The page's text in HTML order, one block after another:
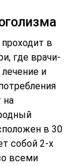
в
где врачи-
и
на
в 30
собой 2-х
всеми